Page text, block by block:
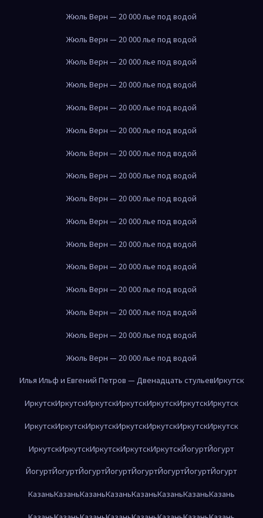
Жюль Верн — 20 000 лье под водой
Жюль Верн — 20 000 лье под водой
Жюль Верн — 20 000 лье под водой
Жюль Верн — 20 000 лье под водой
Жюль Верн — 20 000 лье под водой
Жюль Верн — 20 000 лье под водой
Жюль Верн — 20 000 лье под водой
Жюль Верн — 20 000 лье под водой
Жюль Верн — 20 000 лье под водой
Жюль Верн — 20 000 лье под водой
Жюль Верн — 20 000 лье под водой
Жюль Верн — 20 000 лье под водой
Жюль Верн — 20 000 лье под водой
Жюль Верн — 20 000 лье под водой
Жюль Верн — 20 000 лье под водой
Жюль Верн — 20 000 лье под водой
Илья Ильф и Евгений Петров — Двенадцать стульевИркутск
ИркутскИркутскИркутскИркутскИркутскИркутскИркутск
ИркутскИркутскИркутскИркутскИркутскИркутскИркутск
ИркутскИркутскИркутскИркутскИркутскЙогуртЙогурт
ЙогуртЙогуртЙогуртЙогуртЙогуртЙогуртЙогуртЙогурт
КазаньКазаньКазаньКазаньКазаньКазаньКазаньКазань